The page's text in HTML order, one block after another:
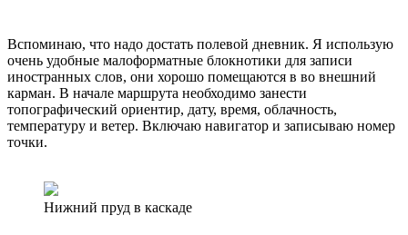
Вспоминаю, что надо достать полевой дневник. Я использую
очень удобные малоформатные блокнотики для записи
иностранных слов, они хорошо помещаются в во внешний
карман. В начале маршрута необходимо занести
топографический ориентир, дату, время, облачность,
температуру и ветер. Включаю навигатор и записываю номер
точки.
Нижний пруд в каскаде